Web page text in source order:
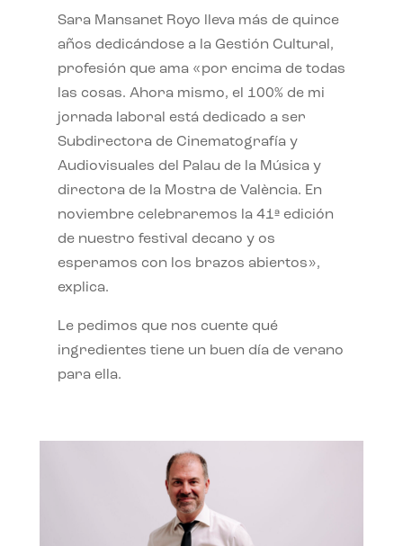
Sara Mansanet Royo lleva más de quince
años dedicándose a la Gestión Cultural,
profesión que ama «por encima de todas
las cosas. Ahora mismo, el 100% de mi
jornada laboral está dedicado a ser
Subdirectora de Cinematografía y
Audiovisuales del Palau de la Música y
directora de la Mostra de València. En
noviembre celebraremos la 41ª edición
de nuestro festival decano y os
esperamos con los brazos abiertos»,
explica.
Le pedimos que nos cuente qué
ingredientes tiene un buen día de verano
para ella.